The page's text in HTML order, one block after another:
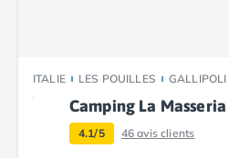
Camping Dinard
Camping Saint-Malo
Camping Morbihan
ITALIE LES POUILLES GALLIPOLI
Camping La Masseria
4.1/5 46avis clients